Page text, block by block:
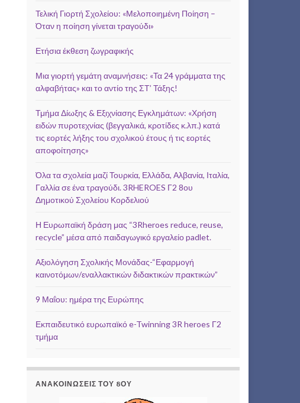
Τελική Γιορτή Σχολείου: «Μελοποιημένη Ποίηση –
Όταν η ποίηση γίνεται τραγούδι»
Ετήσια έκθεση ζωγραφικής
Μια γιορτή γεμάτη αναμνήσεις: «Τα 24 γράμματα της
αλφαβήτας» και το αντίο της ΣΤ’ Τάξης!
Τμήμα Δίωξης & Εξιχνίασης Εγκλημάτων: «Χρήση
ειδών πυροτεχνίας (βεγγαλικά, κροτίδες κ.λπ.) κατά
τις εορτές λήξης του σχολικού έτους ή τις εορτές
αποφοίτησης»
Όλα τα σχολεία μαζί Τουρκία, Ελλάδα, Αλβανία, Ιταλία,
Γαλλία σε ένα τραγούδι. 3RHEROES Γ2 8ου
Δημοτικού Σχολείου Κορδελιού
Η Ευρωπαϊκή δράση μας “3Rheroes reduce, reuse,
recycle” μέσα από παιδαγωγικό εργαλείο padlet.
Αξιολόγηση Σχολικής Μονάδας-“Εφαρμογή
καινοτόμων/εναλλακτικών διδακτικών πρακτικών”
9 Μαΐου: ημέρα της Ευρώπης
Εκπαιδευτικό ευρωπαϊκό e-Twinning 3R heroes Γ2
τμήμα
ΑΝΑΚΟΙΝΏΣΕΙΣ ΤΟΥ 8ΟΥ